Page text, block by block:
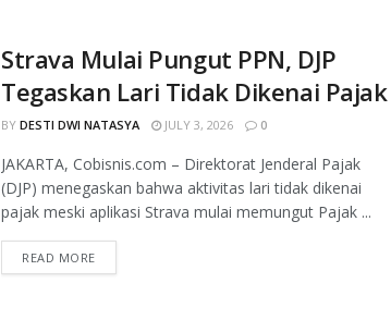
Strava Mulai Pungut PPN, DJP
Tegaskan Lari Tidak Dikenai Pajak
BY DESTI DWI NATASYA JULY 3, 2026 0
JAKARTA, Cobisnis.com – Direktorat Jenderal Pajak
(DJP) menegaskan bahwa aktivitas lari tidak dikenai
pajak meski aplikasi Strava mulai memungut Pajak ...
READ MORE